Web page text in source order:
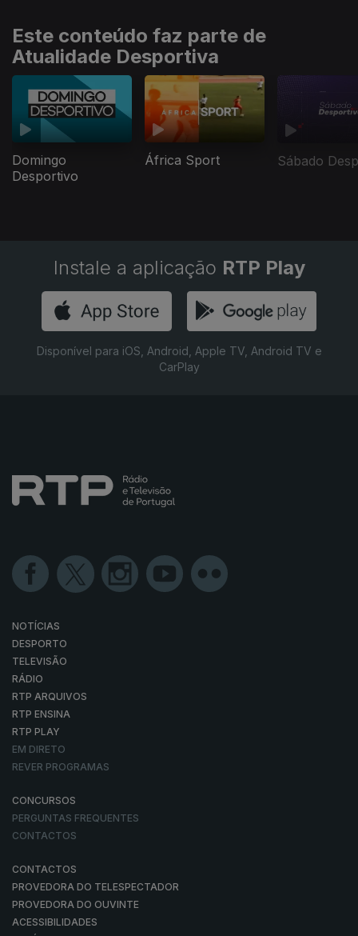
Este conteúdo faz parte de
Atualidade Desportiva
Domingo
Desportivo
África Sport Sábado
Instale a aplicação RTP Play
Disponível para iOS, Android, Apple TV, Android TV e
CarPlay
NOTÍCIAS
DESPORTO
TELEVISÃO
RÁDIO
RTP ARQUIVOS
RTP ENSINA
RTP PLAY
EM DIRETO
REVER PROGRAMAS
CONCURSOS
PERGUNTAS FREQUENTES
CONTACTOS
CONTACTOS
PROVEDORA DO TELESPECTADOR
PROVEDORA DO OUVINTE
ACESSIBILIDADES